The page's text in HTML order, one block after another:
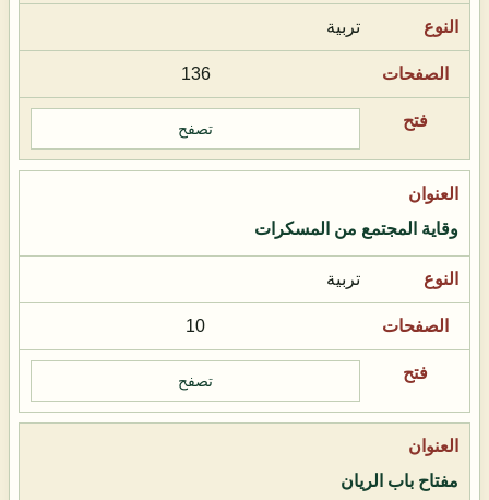
تربية
136
تصفح
وقاية المجتمع من المسكرات
تربية
10
تصفح
مفتاح باب الريان